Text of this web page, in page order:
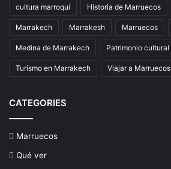
cultura marroquí Historia de Marruecos
Marrakech Marrakesh Marruecos
Medina de Marrakech Patrimonio cultural
Turismo en Marrakech Viajar a Marruecos
CATEGORIES
Marruecos
Qué ver